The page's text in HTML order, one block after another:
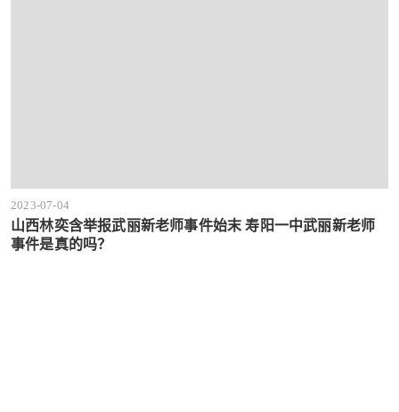
2023-07-04
山西林奕含举报武丽新老师事件始末 寿阳一中武丽新老师
事件是真的吗？